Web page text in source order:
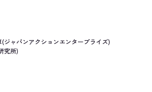
ャパンアクションエンタープライズ)
究所)